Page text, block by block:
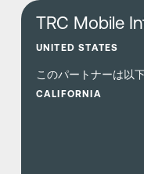
TRC Mobile
UNITED STATES
このパートナーは以
CALIFORNIA
さらに詳しく